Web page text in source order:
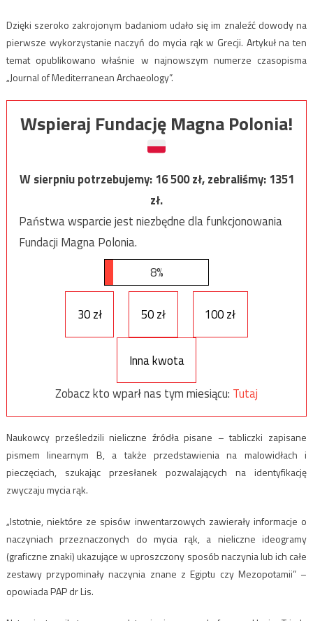
Dzięki szeroko zakrojonym badaniom udało się im znaleźć dowody na
pierwsze wykorzystanie naczyń do mycia rąk w Grecji. Artykuł na ten
temat opublikowano właśnie w najnowszym numerze czasopisma
„Journal of Mediterranean Archaeology”.
Wspieraj Fundację Magna Polonia!
W sierpniu potrzebujemy:16 500zł, zebraliśmy:1351
zł.
Państwa wsparcie jest niezbędne dla funkcjonowania
Fundacji Magna Polonia.
8%
30 zł 50 zł 100 zł
Inna kwota
Zobacz kto wparł nas tym miesiącu: Tutaj
Naukowcy prześledzili nieliczne źródła pisane – tabliczki zapisane
pismem linearnym B, a także przedstawienia na malowidłach i
pieczęciach, szukając przesłanek pozwalających na identyfikację
zwyczaju mycia rąk.
„Istotnie, niektóre ze spisów inwentarzowych zawierały informacje o
naczyniach przeznaczonych do mycia rąk, a nieliczne ideogramy
(graficzne znaki) ukazujące w uproszczony sposób naczynia lub ich całe
zestawy przypominały naczynia znane z Egiptu czy Mezopotamii” –
opowiada PAP dr Lis.